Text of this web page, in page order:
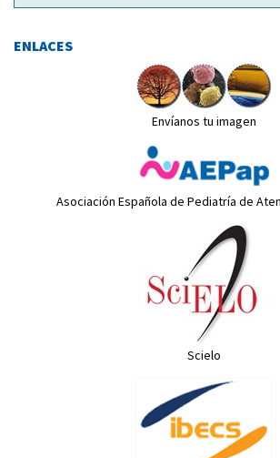
ENLACES
Envíanos tu imagen
Asociación Española de Pediatría de
Scielo